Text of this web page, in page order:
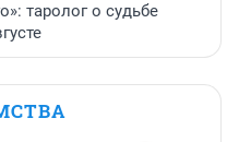
таролог о судьбе